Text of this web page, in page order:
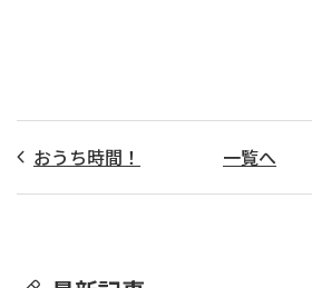
おうち時間！ 一覧へ